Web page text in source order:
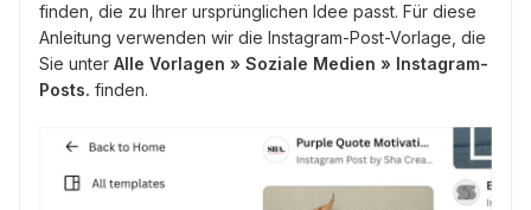
finden, die zu Ihrer ursprünglichen Idee passt. Für diese
Anleitung verwenden wir die Instagram-Post-Vorlage, die
Sie unter Alle Vorlagen » Soziale Medien » Instagram-
Posts. finden.